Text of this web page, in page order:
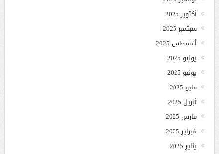
أكتوبر 2025
سبتمبر 2025
أغسطس 2025
يوليو 2025
يونيو 2025
مايو 2025
أبريل 2025
مارس 2025
فبراير 2025
يناير 2025